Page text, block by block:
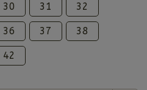
30 31 32
36 37 38
42